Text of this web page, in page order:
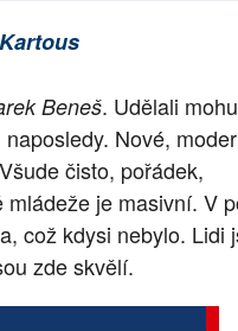
Beneš. Udělali
Nové,
čisto, pořádek,
je masivní. V
což kdysi nebylo. Lidi
zde skvělí.